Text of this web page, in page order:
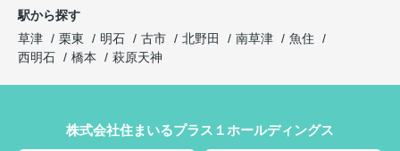
駅から探す
草津
栗東 明石 古市 北野田 南草津
魚住
西明石
橋本 萩原天神
株式会社住まいるプラス１ホールディングス